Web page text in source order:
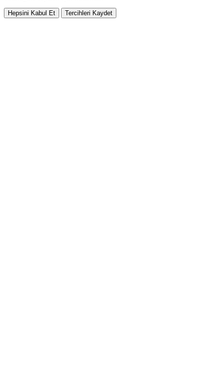
Hepsini Kabul Et Tercihleri Kaydet